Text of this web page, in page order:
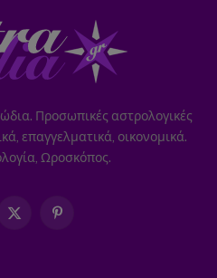
Προσωπικές αστρολογικές
επαγγελματικά, οικονομικά.
Ωροσκόπος.
X
Pinterest